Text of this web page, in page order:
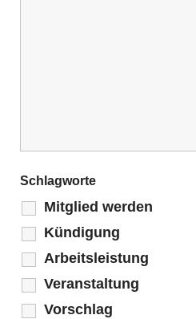
Schlagworte
Mitglied werden
Kündigung
Arbeitsleistung
Veranstaltung
Vorschlag